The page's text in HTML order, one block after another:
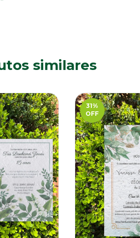
similares
31%
OFF